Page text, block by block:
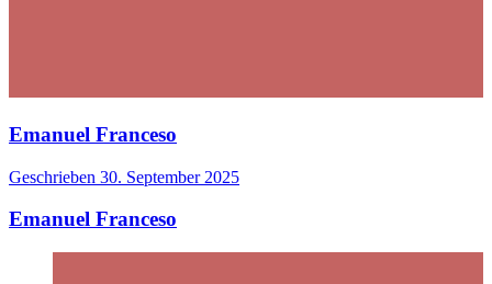
Emanuel Franceso
Geschrieben 30. September 2025
Emanuel Franceso